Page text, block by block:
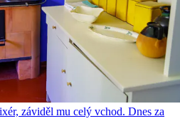
záviděl mu celý vchod. Dnes za